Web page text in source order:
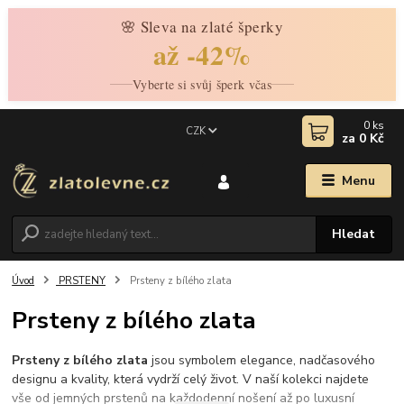
🌸 Sleva na zlaté šperky
až -42%
Vyberte si svůj šperk včas
Menu
CZK
Hledat
0 ks
za 0 Kč
Úvod PRSTENY Prsteny z bílého zlata
Prsteny z bílého zlata
Prsteny z bílého zlata jsou symbolem elegance, nadčasového
designu a kvality, která vydrží celý život. V naší kolekci najdete
vše od jemných prstenů na každodenní nošení až po luxusní